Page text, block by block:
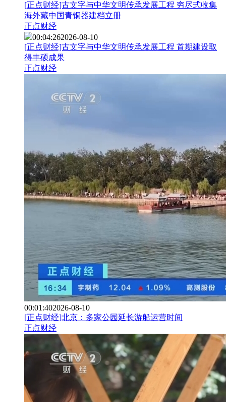
[正点财经]古文字与中华文明传承发展工程 穷尽式收集
海外藏中国青铜器建档立册
正点财经
00:04:262026-08-10
[正点财经]古文字与中华文明传承发展工程 首期建设取
得丰硕成果
正点财经
00:01:402026-08-10
[正点财经]北京：多家公园延长游船运营时间
正点财经